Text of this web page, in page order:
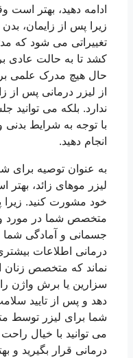
ادامه دهید، بهتر است
زیرا پس از زایمان، بدن
تغییراتی می شود که
کشد تا به حالت عادی
حال هیچ مدرک علمی
از لیزر درمانی پس از
ندارد. بلکه می توانید
با توجه به شرایط
انجام دهید.
به عنوان توصیه برای
لیزر موهای زائد، بهتر
خود مشورت کنید. زیرا
متخصص شما در مورد
جسمانی و آمادگی شما
درمانی اطلاعات بیشتری
نماند که متخصص زنان
سزارین یا برش واژن را
دهد و پس از تایید
شما برای لیزر توسط
می توانید با خیال راحت
درمانی قرار بگیرید و